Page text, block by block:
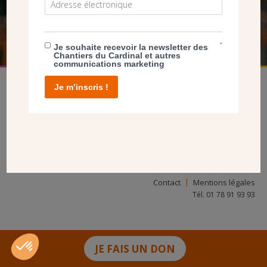
JE FAIS UN DON
Contact Mentions légales
Tél. 01 78 91 93 93
Je souhaite recevoir la newsletter des
Chantiers du Cardinal et autres
communications marketing
*
Je m’inscris !